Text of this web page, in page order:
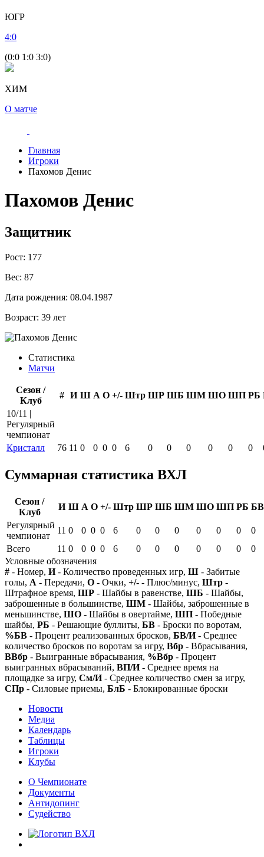
ЮГР
4:0
(0:0 1:0 3:0)
ХИМ
О матче
Главная
Игроки
Пахомов Денис
Пахомов Денис
Защитник
Рост: 177
Вес: 87
Дата рождения: 08.04.1987
Возраст: 39 лет
Статистика
Матчи
Сезон /
Клуб
# И Ш А О +/- Штр ШР ШБ ШМ ШО ШП РБ
10/11 |
Регулярный
чемпионат
Кристалл
76 11 0 0 0 0 6 0 0 0 0 0 0
Суммарная статистика ВХЛ
Сезон /
Клуб
И Ш А О +/- Штр ШР ШБ ШМ ШО ШП РБ БВ
Регулярный
чемпионат
11 0 0 0 0 6 0 0 0 0 0 0
0
Всего
11 0 0 0 0 6 0 0 0 0 0 0
0
Условные обозначения
# - Номер, И- Количество проведенных игр, Ш - Забитые
голы, А - Передачи, О - Очки, +/- - Плюс/минус, Штр -
Штрафное время, ШР - Шайбы в равенстве, ШБ - Шайбы,
заброшенные в большинстве, ШМ - Шайбы, заброшенные в
меньшинстве, ШО - Шайбы в овертайме, ШП - Победные
шайбы, РБ - Решающие буллиты, БВ - Броски по воротам,
%БВ - Процент реализованных бросков, БВ/И- Среднее
количество бросков по воротам за игру, Вбр - Вбрасывания,
ВВбр - Выигранные вбрасывания, %Вбр - Процент
выигранных вбрасываний, ВП/И- Среднее время на
площадке за игру, См/И- Среднее количество смен за игру,
СПр - Силовые приемы, БлБ - Блокированные броски
Новости
Медиа
Календарь
Таблицы
Игроки
Клубы
О Чемпионате
Документы
Антидопинг
Судейство